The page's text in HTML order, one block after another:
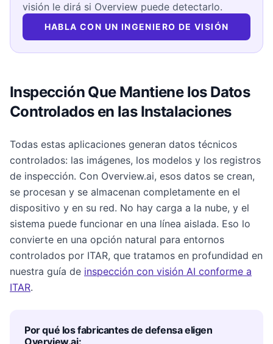
visión le dirá si Overview puede detectarlo.
HABLA CON UN INGENIERO DE VISIÓN
Inspección Que Mantiene los Datos
Controlados en las Instalaciones
Todas estas aplicaciones generan datos técnicos
controlados: las imágenes, los modelos y los registros
de inspección. Con Overview.ai, esos datos se crean,
se procesan y se almacenan completamente en el
dispositivo y en su red. No hay carga a la nube, y el
sistema puede funcionar en una línea aislada. Eso lo
convierte en una opción natural para entornos
controlados por ITAR, que tratamos en profundidad en
nuestra guía de inspección con visión AI conforme a
ITAR.
Por qué los fabricantes de defensa eligen
Overview.ai: